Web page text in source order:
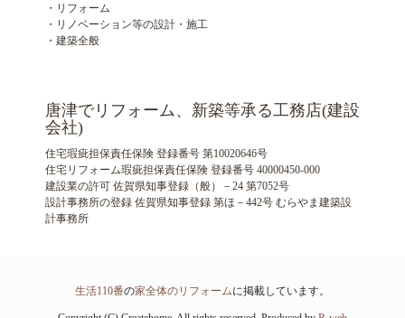
・リフォーム
・リノベーション等の設計・施工
・建築全般
唐津でリフォーム、新築等承る工務店(建設
会社)
住宅瑕疵担保責任保険 登録番号 第10020646号
住宅リフォーム瑕疵担保責任保険 登録番号 40000450-000
建設業の許可 佐賀県知事登録（般）－24 第7052号
設計事務所の登録 佐賀県知事登録 第ほ－442号 むらやま建築設
計事務所
生活110番の家全体のリフォームに掲載しています。